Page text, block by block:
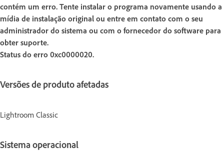
contém um erro. Tente instalar o programa novamente usando a
mídia de instalação original ou entre em contato com o seu
administrador do sistema ou com o fornecedor do software para
obter suporte.
Status do erro 0xc0000020.
Versões de produto afetadas
Lightroom Classic
Sistema operacional